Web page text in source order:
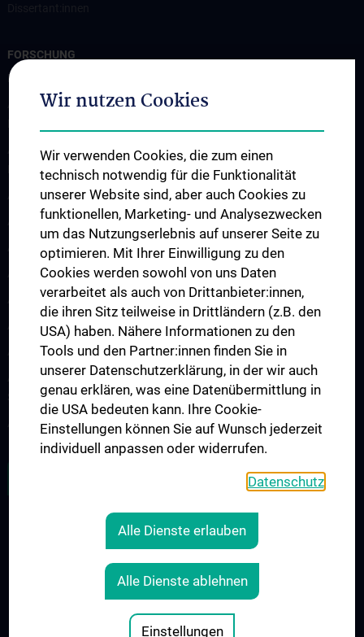
FORSCHUNG
Professur für Experimentelle Hirnstimulation / TPS
Arbeitsgruppe für Amyotrophe Lateralsklerose und andere
Arbeitsgruppe für Gedächtnisstörungen und
Demenzerkrankungen
Arbeitsgruppe Epilepsie
Arbeitsgruppe für Idiopathische intrakranielle Hypertension (IIH)
Arbeitsgruppe für Neurogenetik
Arbeitsgruppe für Neuroimmunologie
Arbeitsgruppe für Neuromuskuläre Erkrankungen
Arbeitsgruppe für Neuroonkologie
Arbeitsgruppe Neuropsychologie
Arbeitsgruppe für Schlafstörungen und schlafassoziierte
Störungen
Arbeitsgruppe für Schwindel- und Gleichgewichtsstörungen
COOKIE-EINSTELLUNGEN
Wir nutzen Cookies
Wir verwenden Cookies, die zum einen
technisch notwendig für die Funktionalität
unserer Website sind, aber auch Cookies zu
funktionellen, Marketing- und Analysezwecken
um das Nutzungserlebnis auf unserer Seite zu
optimieren. Mit Ihrer Einwilligung zu den
Cookies werden sowohl von uns Daten
verarbeitet als auch von Drittanbieter:innen,
die ihren Sitz teilweise in Drittländern (z.B. den
USA) haben. Nähere Informationen zu den
Tools und den Partner:innen finden Sie in
unserer Datenschutzerklärung, in der wir auch
genau erklären, was eine Datenübermittlung in
die USA bedeuten kann. Ihre Cookie-
Einstellungen können Sie auf Wunsch jederzeit
individuell anpassen oder widerrufen.
Datenschutz
Alle Dienste erlauben
Alle Dienste ablehnen
Einstellungen